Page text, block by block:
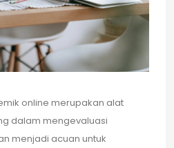
online merupakan alat
dalam mengevaluasi
menjadi acuan untuk